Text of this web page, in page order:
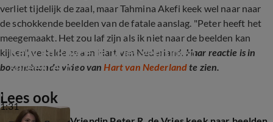
verliet tijdelijk de zaal, maar Tahmina Akefi keek wel naar naar
de schokkende beelden van de fatale aanslag. "Peter heeft het
meegemaakt. Het zou laf zijn als ik niet naar de beelden kan
kijken", vertelde ze aan Hart van Nederland. Haar reactie is in
bovenstaande video vanHart van Nederland te zien.
1:31
Kelly en Royce de Vries gebruiken
spreekrecht
Lees ook